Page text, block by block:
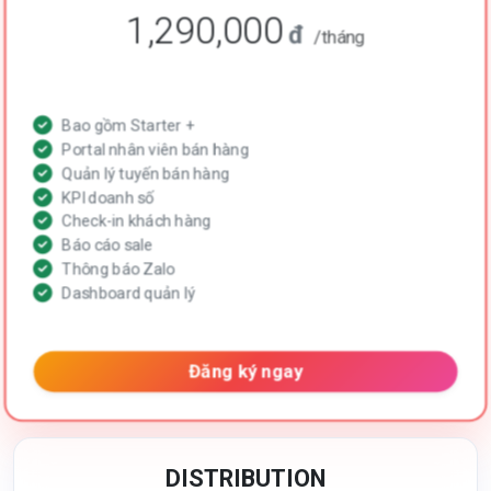
1,290,000đ /tháng
Bao gồm Starter +
Portal nhân viên bán hàng
Quản lý tuyến bán hàng
KPI doanh số
Check-in khách hàng
Báo cáo sale
Thông báo Zalo
Dashboard quản lý
Đăng ký ngay
DISTRIBUTION